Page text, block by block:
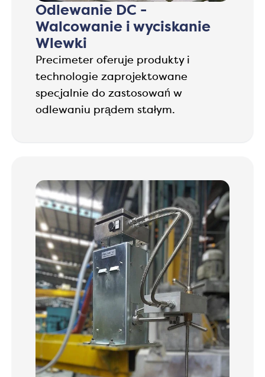
Odlewanie DC -
Walcowanie i wyciskanie
Wlewki
Precimeter oferuje produkty i
technologie zaprojektowane
specjalnie do zastosowań w
odlewaniu prądem stałym.